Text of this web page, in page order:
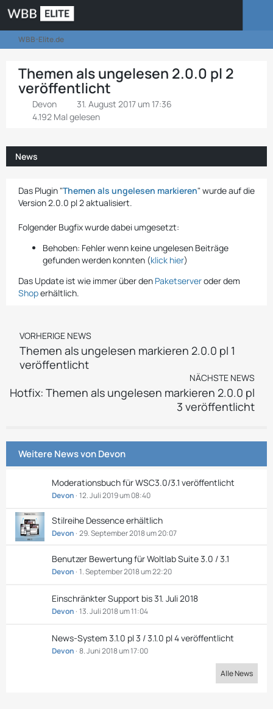
WBB-Elite.de
Themen als ungelesen 2.0.0 pl 2
veröffentlicht
Devon
31. August 2017 um 17:36
4.192 Mal gelesen
News
Das Plugin "Themen als ungelesen markieren" wurde auf die
Version 2.0.0 pl 2 aktualisiert.
Folgender Bugfix wurde dabei umgesetzt:
Behoben: Fehler wenn keine ungelesen Beiträge
gefunden werden konnten (klick hier)
Das Update ist wie immer über den Paketserveroder dem
Shoperhältlich.
VORHERIGE NEWS
Themen als ungelesen markieren 2.0.0 pl 1
veröffentlicht
NÄCHSTE NEWS
Hotfix: Themen als ungelesen markieren 2.0.0 pl
3 veröffentlicht
Weitere News vonDevon
Moderationsbuch für WSC3.0/3.1 veröffentlicht
Devon 12. Juli 2019 um 08:40
Stilreihe Dessence erhältlich
Devon 29. September 2018 um 20:07
Benutzer Bewertung für Woltlab Suite 3.0 / 3.1
Devon 1. September 2018 um 22:20
Einschränkter Support bis 31. Juli 2018
Devon 13. Juli 2018 um 11:04
News-System 3.1.0 pl 3 / 3.1.0 pl 4 veröffentlicht
Devon 8. Juni 2018 um 17:00
Alle News